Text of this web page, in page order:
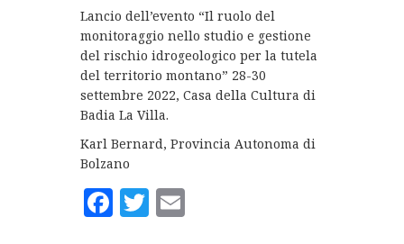
Lancio dell’evento “Il ruolo del
monitoraggio nello studio e gestione
del rischio idrogeologico per la tutela
del territorio montano” 28-30
settembre 2022, Casa della Cultura di
Badia La Villa.
Karl Bernard, Provincia Autonoma di
Bolzano
Facebook
Twitter